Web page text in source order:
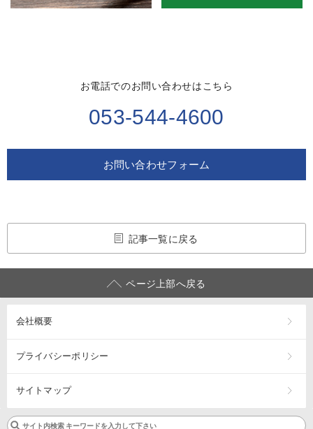
お電話でのお問い合わせはこちら
053-544-4600
お問い合わせフォーム
記事一覧に戻る
ページ上部へ戻る
会社概要
プライバシーポリシー
サイトマップ